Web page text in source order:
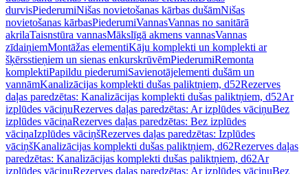
durvisPiederumiNišas novietošanas kārbas dušāmNišas
novietošanas kārbasPiederumiVannasVannas no sanitārā
akrilaTaisnstūra vannasMākslīgā akmens vannasVannas
zīdaiņiemMontāžas elementiKāju komplekti un komplekti ar
šķērsstieņiem un sienas enkurskrūvēmPiederumiRemonta
komplektiPapildu piederumiSavienotājelementi dušām un
vannāmKanalizācijas komplekti dušas paliktņiem, d52Rezerves
daļas paredzētas: Kanalizācijas komplekti dušas paliktņiem, d52Ar
izplūdes vāciņuRezerves daļas paredzētas: Ar izplūdes vāciņuBez
izplūdes vāciņaRezerves daļas paredzētas: Bez izplūdes
vāciņaIzplūdes vāciņšRezerves daļas paredzētas: Izplūdes
vāciņšKanalizācijas komplekti dušas paliktņiem, d62Rezerves daļas
paredzētas: Kanalizācijas komplekti dušas paliktņiem, d62Ar
izplūdes vāciņuRezerves daļas paredzētas: Ar izplūdes vāciņuBez